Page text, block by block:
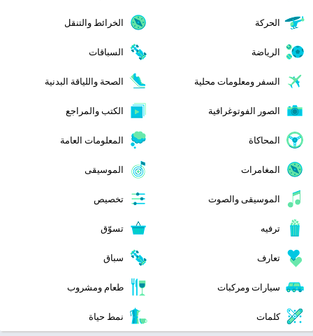
الحركة الخرائط والتنقل
الرياضة السباقات
السفر ومعلومات محلية الصحة واللياقة البدنية
الصور الفوتوغرافية الكتب والمراجع
المحاكاة المعلومات العامة
المغامرات الموسيقى
الموسيقى والصوت تخصيص
ترفيه تسوّق
تعارف سباق
سيارات ومركبات طعام ومشروب
كلمات نمط حياة